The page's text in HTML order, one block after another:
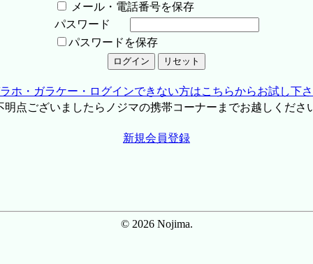
メール・電話番号を保存
パスワード
パスワードを保存
ホ・ガラケー・ログインできない方はこちらからお試し下
点ございましたらノジマの携帯コーナーまでお越しくださ
新規会員登録
© 2026 Nojima.